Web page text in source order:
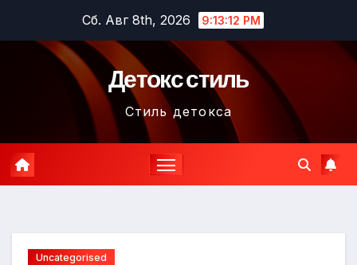
содержимому
Сб. Авг 8th, 2026 9:13:13 PM
Детокс стиль
Стиль детокса
Uncategorised